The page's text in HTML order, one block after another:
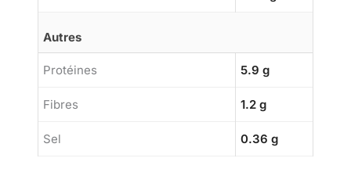
Autres
Protéines 5.9 g
Fibres 1.2 g
Sel 0.36 g